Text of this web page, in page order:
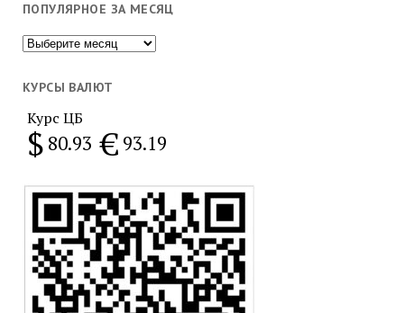
ПОПУЛЯРНОЕ ЗА МЕСЯЦ
Популярное
месяц
КУРСЫ ВАЛЮТ
Курс ЦБ
$ 80.93 € 93.19